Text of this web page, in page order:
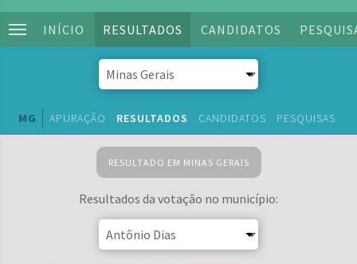
INÍCIO RESULTADOS CANDIDATOS
MG APURAÇÃO RESULTADOS CANDIDATOS PESQUISAS
RESULTADO EM MINAS GERAIS
Resultados da votação no município: